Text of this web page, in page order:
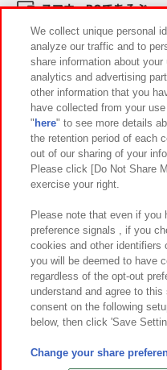
スマホ・PCであそぶ
イベント・キャンペーン
関連会社 サステ
プライバシーポリシー ウ
お取引先さまとともに
カスタマーハラスメント対応方
©Bandai
©Bandai
We collect unique personal
analyze our traffic and to
share information about
analytics and advertising
other information that you
have collected from your
" here" to see more details
the retention period of each
out of our sharing of your
Please click [Do Not Share
exercise your right.
Please note that even if you
preference signals , if you
cookies and other identifiers
you will be deemed to have
regardless of the opt-out
understand and agree to
consent on the following
below, then click 'Save
Change your share